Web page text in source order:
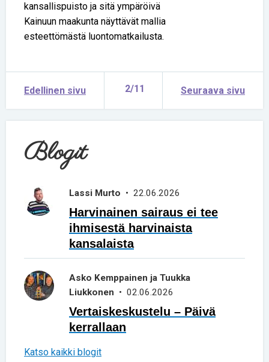
kansallispuisto ja sitä ympäröivä
Kainuun maakunta näyttävät mallia
esteettömästä luontomatkailusta.
Edellinen sivu 2/11 Seuraava sivu
Blogit
Lassi Murto • 22.06.2026
Harvinainen sairaus ei tee
ihmisestä harvinaista
kansalaista
Asko Kemppainen ja Tuukka
Liukkonen • 02.06.2026
Vertaiskeskustelu – Päivä
kerrallaan
Katso kaikki blogit